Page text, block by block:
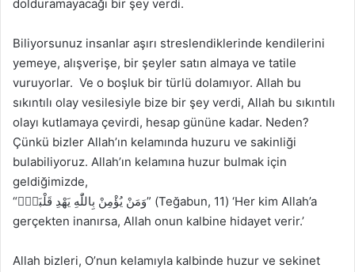
dolduramayacağı bir şey verdi.
Biliyorsunuz insanlar aşırı streslendiklerinde kendilerini
yemeye, alışverişe, bir şeyler satın almaya ve tatile
vuruyorlar. Ve o boşluk bir türlü dolamıyor. Allah bu
sıkıntılı olay vesilesiyle bize bir şey verdi, Allah bu sıkıntılı
olayı kutlamaya çevirdi, hesap gününe kadar. Neden?
Çünkü bizler Allah’ın kelamında huzuru ve sakinliği
bulabiliyoruz. Allah’ın kelamına huzur bulmak için
geldiğimizde,
“وَمَنْ يُؤْمِنْ بِاللّٰهِ يَهْدِ قَلْبَهُۜ” (Teğabun, 11) ‘Her kim Allah’a
gerçekten inanırsa, Allah onun kalbine hidayet verir.’
Allah bizleri, O’nun kelamıyla kalbinde huzur ve sekinet